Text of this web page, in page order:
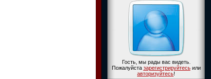
Гость, мы рады вас видеть.
Пожалуйстазарегистрируйтесьили
авторизуйтесь!